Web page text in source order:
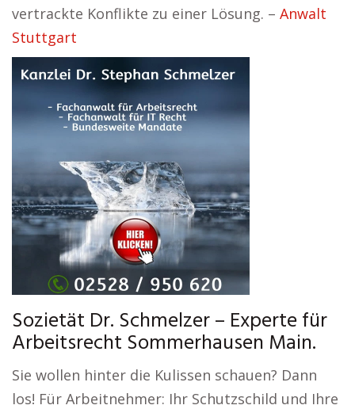
vertrackte Konflikte zu einer Lösung. – Anwalt
Stuttgart
Sozietät Dr. Schmelzer – Experte für
Arbeitsrecht Sommerhausen Main.
Sie wollen hinter die Kulissen schauen? Dann
los! Für Arbeitnehmer: Ihr Schutzschild und Ihre